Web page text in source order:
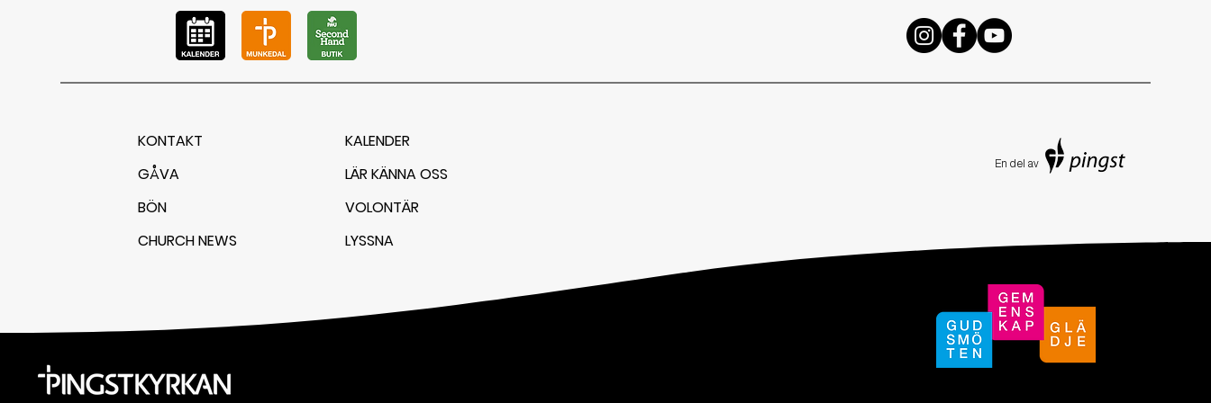
KONTAKT
GÅVA
BÖN
CHURCH NEWS
KALENDER
LÄR KÄNNA OSS
VOLONTÄR
LYSSNA
En del av